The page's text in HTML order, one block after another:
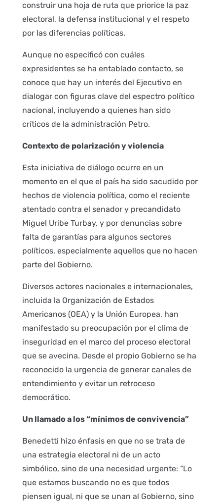
construir una hoja de ruta que priorice la paz
electoral, la defensa institucional y el respeto
por las diferencias políticas.
Aunque no especificó con cuáles
expresidentes se ha entablado contacto, se
conoce que hay un interés del Ejecutivo en
dialogar con figuras clave del espectro político
nacional, incluyendo a quienes han sido
críticos de la administración Petro.
Contexto de polarización y violencia
Esta iniciativa de diálogo ocurre en un
momento en el que el país ha sido sacudido por
hechos de violencia política, como el reciente
atentado contra el senador y precandidato
Miguel Uribe Turbay, y por denuncias sobre
falta de garantías para algunos sectores
políticos, especialmente aquellos que no hacen
parte del Gobierno.
Diversos actores nacionales e internacionales,
incluida la Organización de Estados
Americanos (OEA) y la Unión Europea, han
manifestado su preocupación por el clima de
inseguridad en el marco del proceso electoral
que se avecina. Desde el propio Gobierno se ha
reconocido la urgencia de generar canales de
entendimiento y evitar un retroceso
democrático.
Un llamado a los “mínimos de convivencia”
Benedetti hizo énfasis en que no se trata de
una estrategia electoral ni de un acto
simbólico, sino de una necesidad urgente: “Lo
que estamos buscando no es que todos
piensen igual, ni que se unan al Gobierno, sino